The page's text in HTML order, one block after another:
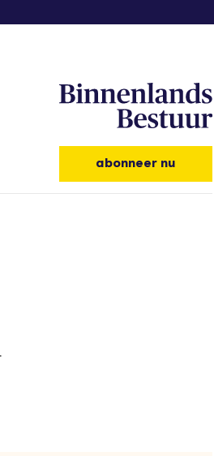
abonneer nu